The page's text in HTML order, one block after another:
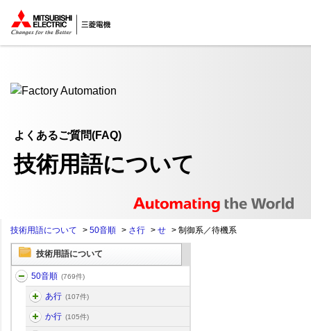
ここから本文
よくあるご質問(FAQ)
技術用語について
技術用語について > 50音順 > さ行 > せ > 制御系／待機系
技術用語について
50音順 (769件)
あ行 (107件)
か行 (105件)